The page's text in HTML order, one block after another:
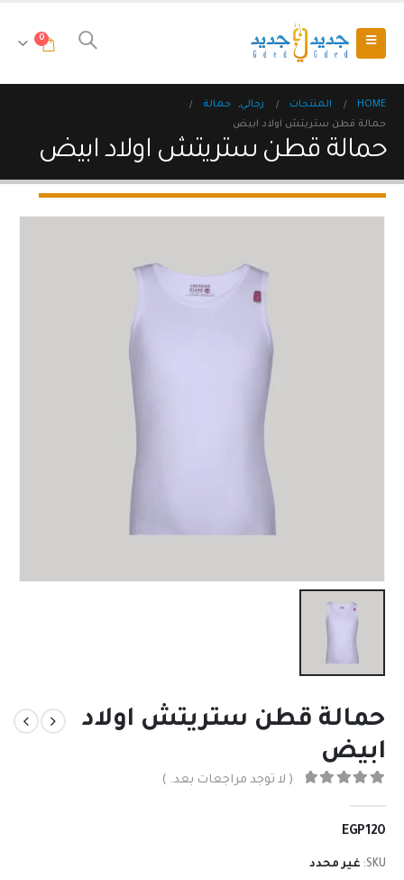
0
HOME المنتجات رجالي,
حمالة
حمالة قطن ستريتش اولاد ابيض
حمالة قطن ستريتش اولاد ابيض
حمالة قطن ستريتش اولاد
ابيض
( لا توجد مراجعات بعد. )
EGP120
SKU: غير محدد